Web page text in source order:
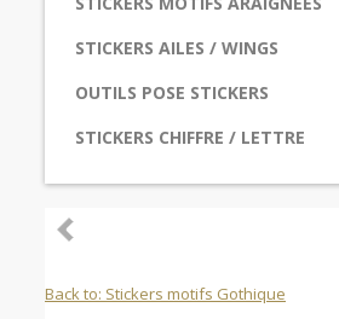
STICKERS AILES / WINGS
OUTILS POSE STICKERS
STICKERS CHIFFRE / LETTRE
Back to: Stickers motifs Gothique